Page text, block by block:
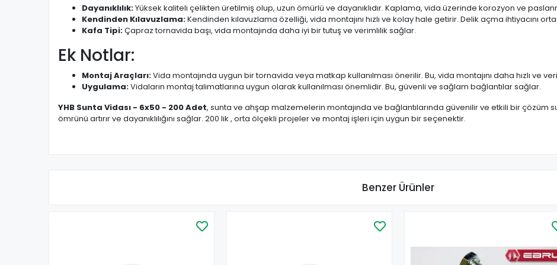
Dayanıklılık:Yüksek kaliteli çelikten üretilmiş olup, uzun ömürlü ve dayanıklıdır. Kaplama, vida üzerinde korozyon ve
Kendinden Kılavuzlama:Kendinden kılavuzlama özelliği, vida montajını hızlı ve kolay hale getirir. Delik açma ihtiyacını
Kafa Tipi:Çapraz tornavida başı, vida montajında daha iyi bir tutuş ve verimlilik sağlar.
Ek Notlar:
Montaj Araçları:Vida montajında uygun bir tornavida veya matkap kullanılması önerilir. Bu, vida montajını daha hızlı ve
Uygulama:Vidaların montaj talimatlarına uygun olarak kullanılması önemlidir. Bu, güvenli ve sağlam bağlantılar sağlar.
YHB Sunta Vidası - 6x50 - 200 Adet, sunta ve ahşap malzemelerin montajında ve bağlantılarında güvenilir ve etkili bir çözüm
ömrünü artırır ve dayanıklılığını sağlar. 200 lik , orta ölçekli projeler ve montaj işleri için uygun bir seçenektir.
Benzer Ürünler